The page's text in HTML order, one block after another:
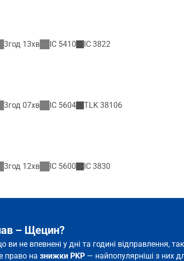
3год 13хв IC 5410 IC 3822
3год 07хв IC 5604 TLK 38106
3год 12хв IC 5600 IC 3830
– Щецин?
ви не впевнені у дні та годині відправлення,
право на знижки PKP — найпопулярніші з них